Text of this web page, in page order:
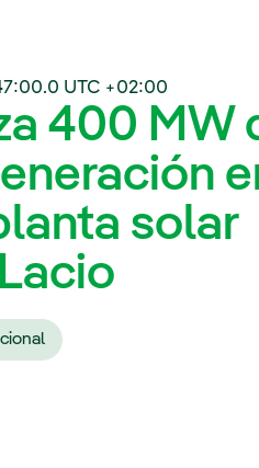
UTC +02:00
400 MW
solar